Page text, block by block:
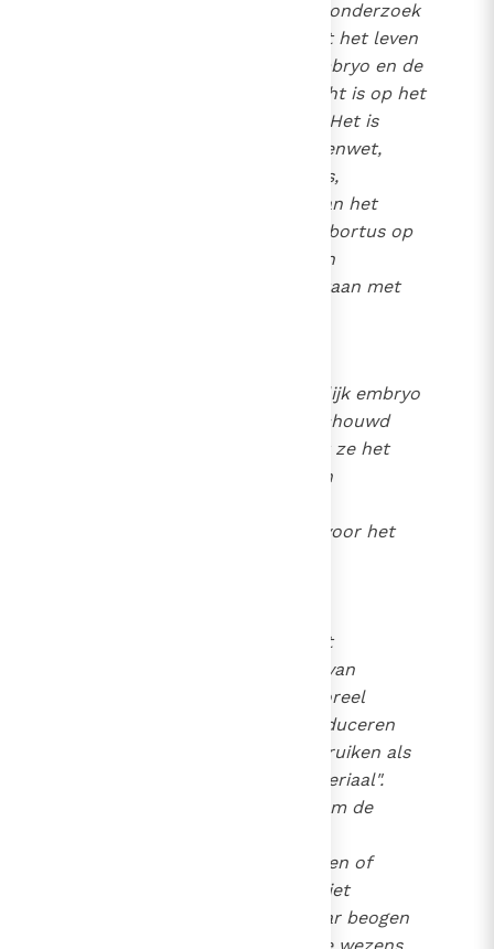
prenataal diagnostisch onderzoek
is moreel toegelaten "als dit het leven
en de integriteit van het embryo en de
foetus respecteert en gericht is op het
behoud of de genezing (...). Het is
ernstig in strijd met de zedenwet,
wanneer het de bedoeling is,
naargelang de resultaten van het
onderzoek, eventueel een abortus op
te wekken. Een diagnostisch
onderzoek mag niet gelijkstaan met
"De ingrepen op het menselijk embryo
kunnen als geoorloofd beschouwd
worden, op voorwaarde dat ze het
leven en de integriteit ervan
buitensporig grote risico's voor het
gezondheidstoestand of het
individueel voortbestaan ervan
"Het is immoreel
menselijke embryo's te produceren
met de bedoeling ze te gebruiken als
biologisch beschikbaar materiaal".
"Sommige pogingen om de
chromosomen te beïnvloeden of
zijn niet
therapeutisch bedoeld, maar beogen